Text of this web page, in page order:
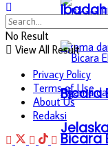
Bicara
Ibadah
Bicara
No Result
View All Result
Privacy Policy
Terms of Use
About Us
Redaksi